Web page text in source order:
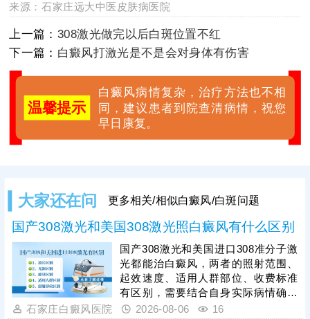
来源：石家庄远大中医皮肤病医院
上一篇： 308激光做完以后白斑位置不红
下一篇： 白癜风打激光是不是会对身体有伤害
温馨提示
白癜风病情复杂，治疗方法也不相
同，建议患者到院查清病情，祝您
早日康复。
大家还在问 更多相关/相似白癜风/白斑问题
国产308激光和美国308激光照白癜风有什么区别
国产308激光和美国进口308准分子激
光都能治白癜风，两者的照射范围、
起效速度、适用人群部位、收费标准
有区别，需要结合自身实际病情确定
合适的照光方案，令治疗真正发挥作
石家庄白癜风医院 2026-08-06 16